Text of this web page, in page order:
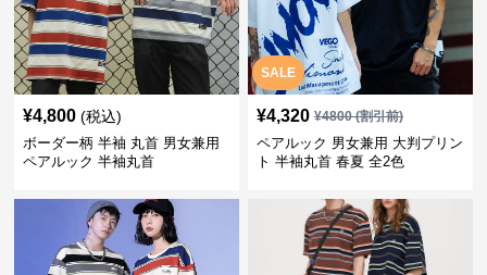
¥4,800 (税込)
ボーダー柄 半袖 丸首 男女兼用
ペアルック 半袖丸首
SALE
¥4,320 ¥4800(割引前)
ペアルック 男女兼用 大判プリン
ト 半袖丸首 春夏 全2色